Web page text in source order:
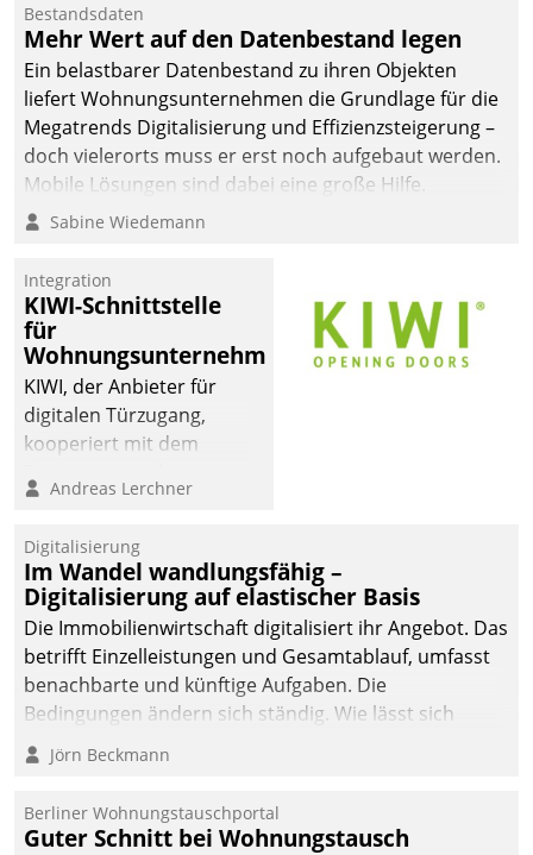
Datatrain. Die meravis
Wohnungsbau- und
Immobilien GmbH hat
sich dabei für den Betrieb
der Lösung über die SAP
Cloud Platform
entschieden - als erstes
Unternehmen am
Bestandsdaten
Mehr Wert auf den Datenbestand legen
Ein belastbarer Datenbestand zu ihren Objekten
liefert Wohnungsunternehmen die Grundlage für die
Megatrends Digitalisierung und Effizienzsteigerung –
doch vielerorts muss er erst noch aufgebaut werden.
Mobile Lösungen sind dabei eine große Hilfe.
Sabine Wiedemann
Integration
KIWI-Schnittstelle
für
Wohnungsunternehmen
KIWI, der Anbieter für
digitalen Türzugang,
kooperiert mit dem
Softwareentwicklungshaus
Andreas Lerchner
Digitalisierung
Im Wandel wandlungsfähig –
Digitalisierung auf elastischer Basis
Die Immobilienwirtschaft digitalisiert ihr Angebot. Das
betrifft Einzelleistungen und Gesamtablauf, umfasst
benachbarte und künftige Aufgaben. Die
Bedingungen ändern sich ständig. Wie lässt sich
technisch die Kontrolle wahren und zugleich Freiraum
fürs Wachsen öffnen?
Jörn Beckmann
Berliner Wohnungstauschportal
Guter Schnitt bei Wohnungstausch